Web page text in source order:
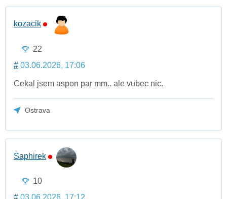
kozacik
22
# 03.06.2026, 17:06
Cekal jsem aspon par mm.. ale vubec nic.
Ostrava
Saphirek
10